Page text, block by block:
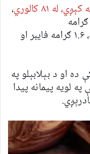
،
یو ګرام پروټین، ۰.۱ ګرام غوړ، ۲۰.۴ ګرامه
کاربوهائیډرېټس، ۲۰.۴ ګرامه خوږه، ۱.۶ ګرامه فایبر او
ده او د بېلابېلو په
لویه پیمانه پیدا